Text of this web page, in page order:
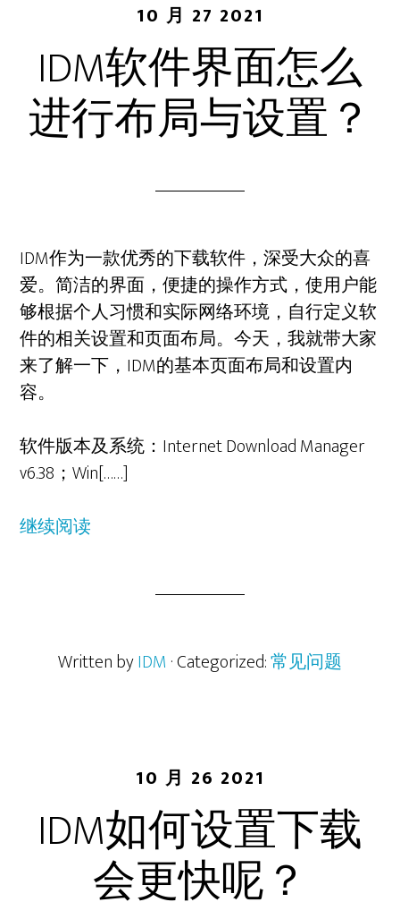
10 月 27 2021
IDM软件界面怎么
进行布局与设置？
IDM作为一款优秀的下载软件，深受大众的喜
爱。简洁的界面，便捷的操作方式，使用户能
够根据个人习惯和实际网络环境，自行定义软
件的相关设置和页面布局。今天，我就带大家
来了解一下，IDM的基本页面布局和设置内
容。
软件版本及系统：Internet Download Manager
v6.38；Win[……]
继续阅读
Written byIDM · Categorized:常见问题
10 月 26 2021
IDM如何设置下载
会更快呢？